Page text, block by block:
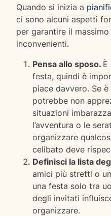
Quando si inizia a
ci sono alcuni aspetti
per garantire il
inconvenienti.
Pensa allo sposo. È
festa, quindi è
piace davvero. Se
potrebbe non
situazioni
l’avventura o le
organizzare
celibato deve
Definisci la lista
amici più stretti o
una festa solo tra
degli invitati
organizzare.